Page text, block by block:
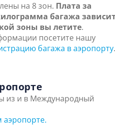
на 8 зон. Плата за
багажа
зоны вы летите.
посетите нашу
багажа в аэропорту.
из и в Международный